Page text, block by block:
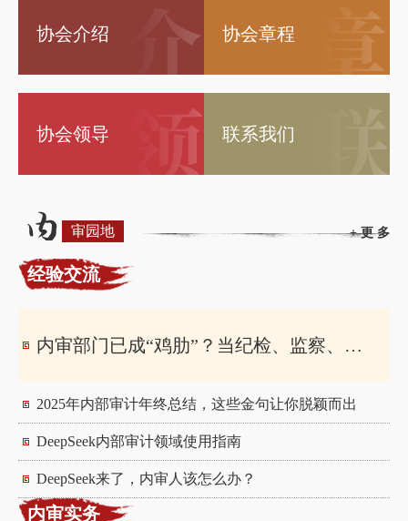
协会介绍 协会章程
协会领导 联系我们
审园地 + 更 多
经验交流
内审部门已成“鸡肋”？当纪检、监察、巡察纷纷登场，审计的路在何方？
2025年内部审计年终总结，这些金句让你脱颖而出
DeepSeek内部审计领域使用指南
DeepSeek来了，内审人该怎么办？
内审实务